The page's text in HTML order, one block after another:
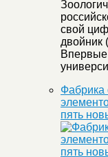
свой
двойник
Фабрика
пять